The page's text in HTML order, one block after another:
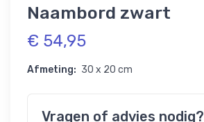
Naambord zwart
€ 54,95
Afmeting: 30 x 20 cm
Vragen of advies nodig?